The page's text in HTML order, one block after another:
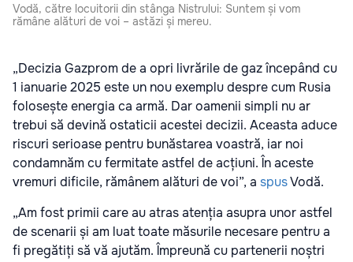
Vodă, către locuitorii din stânga Nistrului: Suntem și vom
rămâne alături de voi – astăzi și mereu.
„Decizia Gazprom de a opri livrările de gaz începând cu
1 ianuarie 2025 este un nou exemplu despre cum Rusia
folosește energia ca armă. Dar oamenii simpli nu ar
trebui să devină ostaticii acestei decizii. Aceasta aduce
riscuri serioase pentru bunăstarea voastră, iar noi
condamnăm cu fermitate astfel de acțiuni. În aceste
vremuri dificile, rămânem alături de voi”, a spusVodă.
„Am fost primii care au atras atenția asupra unor astfel
de scenarii și am luat toate măsurile necesare pentru a
fi pregătiți să vă ajutăm. Împreună cu partenerii noștri